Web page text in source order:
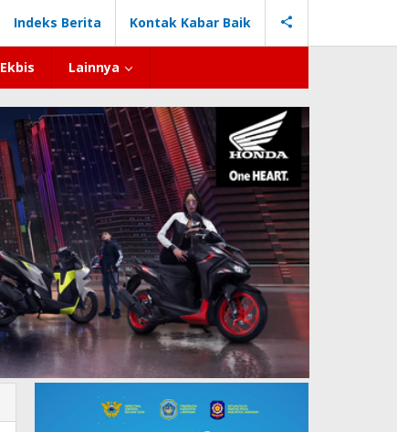
Indeks Berita Kontak Kabar Baik
Ekbis Lainnya